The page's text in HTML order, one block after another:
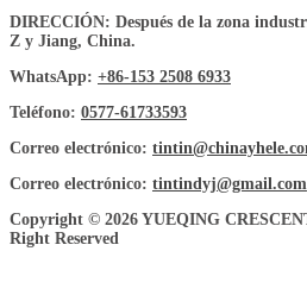
DIRECCIÓN: Después de la zona
Z y Jiang, China.
WhatsApp: +86-153 2508 6933
Teléfono: 0577-61733593
Correo electrónico:
Correo electrónico: tintindyj@gmail.com
Copyright © 2026 YUEQING
Right Reserved